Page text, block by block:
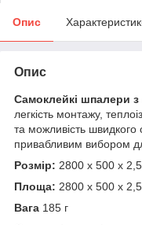
Опис
Опис
Самоклейкі шпалери з
легкість монтажу,
та можливість швидкого
привабливим вибором
Розмір: 2800 х 500 х
Площа: 2800 х 500 х
Вага 185 г